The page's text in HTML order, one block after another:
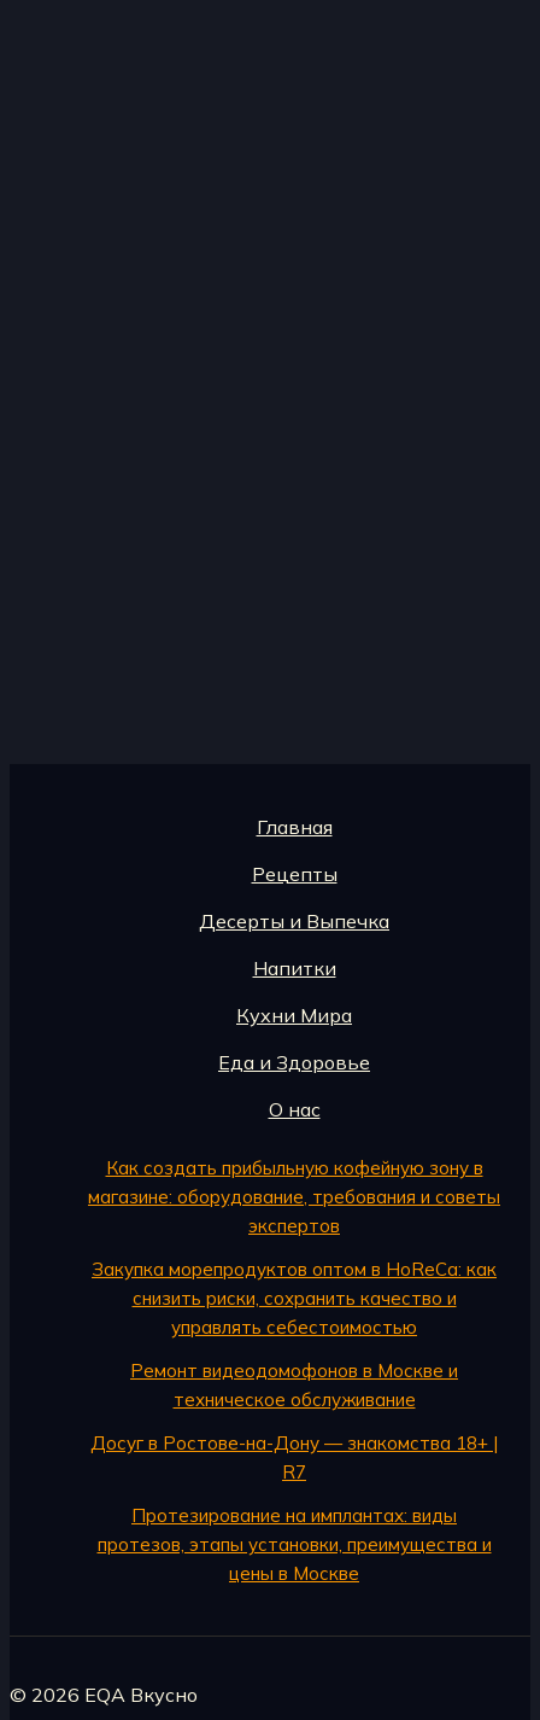
Главная
Рецепты
Десерты и Выпечка
Напитки
Кухни Мира
Еда и Здоровье
О нас
Как создать прибыльную кофейную зону в
магазине: оборудование, требования и советы
экспертов
Закупка морепродуктов оптом в HoReCa: как
снизить риски, сохранить качество и
управлять себестоимостью
Ремонт видеодомофонов в Москве и
техническое обслуживание
Досуг в Ростове-на-Дону — знакомства 18+ |
R7
Протезирование на имплантах: виды
протезов, этапы установки, преимущества и
цены в Москве
© 2026 EQA Вкусно